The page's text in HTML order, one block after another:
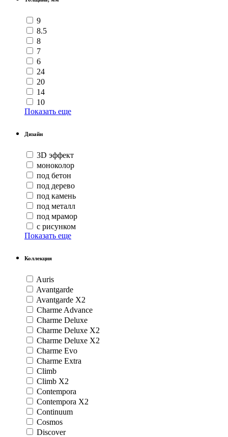
9
8.5
8
7
6
24
20
14
10
Показать еще
Дизайн
3D эффект
моноколор
под бетон
под дерево
под камень
под металл
под мрамор
с рисунком
Показать еще
Коллекция
Auris
Avantgarde
Avantgarde Х2
Charme Advance
Charme Deluxe
Charme Deluxe X2
Charme Deluxe Х2
Charme Evo
Charme Extra
Climb
Climb Х2
Contempora
Contempora Х2
Continuum
Cosmos
Discover